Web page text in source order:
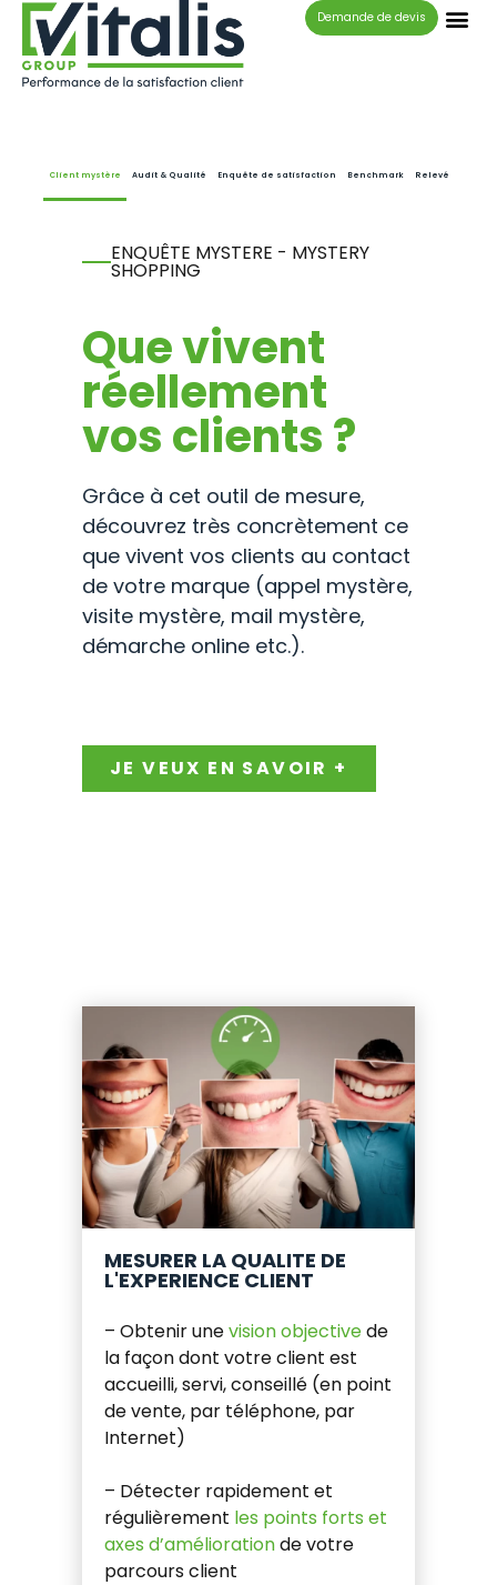
Panneau de gestion des cookies Demande de devis
Client mystère Audit & Qualité Enquête de satisfaction Benchmark Relevé
ENQUÊTE MYSTERE - MYSTERY
SHOPPING
Que vivent
réellement
vos clients ?
Grâce à cet outil de mesure,
découvrez très concrètement ce
que vivent vos clients au contact
de votre marque (appel mystère,
visite mystère, mail mystère,
démarche online etc.).
JE VEUX EN SAVOIR +
MESURER LA QUALITE DE
L'EXPERIENCE CLIENT
– Obtenir unevision objectivede
la façon dont votre client est
accueilli, servi, conseillé (en point
de vente, par téléphone, par
Internet)
– Détecter rapidement et
régulièrement les points forts et
axes d’améliorationde votre
parcours client